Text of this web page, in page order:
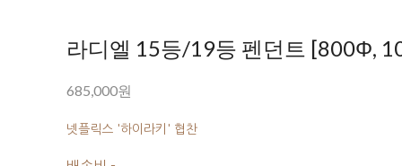
라디엘 15등/19등 펜던트 [800Φ,
685,000원
넷플릭스 '하이라키' 협찬